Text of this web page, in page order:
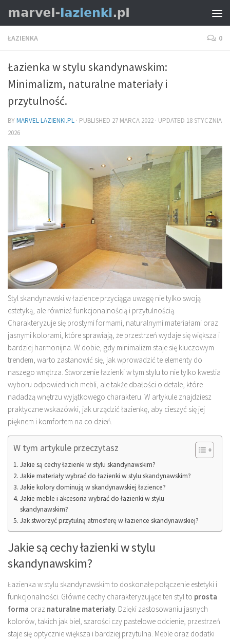
ŁAZIENKA 0
Łazienka w stylu skandynawskim:
Minimalizm, naturalne materiały i
przytulność.
BYMARVEL-LAZIENKI.PL · PUBLISHED 27 MARCA 2022 · UPDATED 18 STYCZNIA
2026
Styl skandynawski w łazience przyciąga uwagę nie tylko swoją
estetyką, ale również funkcjonalnością i przytulnością.
Charakteryzuje się prostymi formami, naturalnymi materiałami oraz
jasnymi kolorami, które sprawiają, że przestrzeń wydaje się większa i
bardziej harmonijna. W dobie, gdy minimalizm staje się kluczowym
trendem, warto zastanowić się, jak wprowadzić te elementy do
naszego wnętrza. Stworzenie łazienki w tym stylu to nie tylko kwestia
wyboru odpowiednich mebli, ale także dbałości o detale, które
nadadzą wnętrzu wyjątkowego charakteru. W artykule znajdziesz
praktyczne wskazówki, jak urządzić łazienkę, aby cieszyć się jej
pięknem i komfortem na co dzień.
W tym artykule przeczytasz
Jakie są cechy łazienki w stylu skandynawskim?
Jakie materiały wybrać do łazienki w stylu skandynawskim?
Jakie kolory dominują w skandynawskiej łazience?
Jakie meble i akcesoria wybrać do łazienki w stylu
skandynawskim?
Jak stworzyć przytulną atmosferę w łazience skandynawskiej?
Jakie są cechy łazienki w stylu
skandynawskim?
Łazienka w stylu skandynawskim to doskonałe połączenie estetyki i
funkcjonalności. Główne cechy charakteryzujące ten styl to prosta
forma oraz naturalne materiały . Dzięki zastosowaniu jasnych
kolorów, takich jak biel, szarości czy pastelowe odcienie, przestrzeń
staje się optycznie większa i bardziej przytulna. Meble oraz dodatki